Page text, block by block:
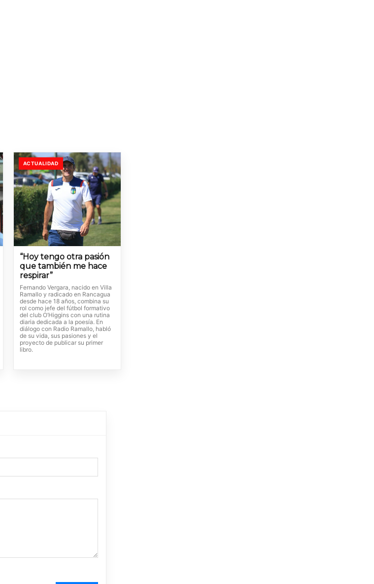
ACTUALIDAD
“Hoy tengo otra pasión
que también me hace
respirar”
Fernando Vergara, nacido en Villa
Ramallo y radicado en Rancagua
desde hace 18 años, combina su
rol como jefe del fútbol formativo
del club O’Higgins con una rutina
diaria dedicada a la poesía. En
diálogo con Radio Ramallo, habló
de su vida, sus pasiones y el
proyecto de publicar su primer
libro.